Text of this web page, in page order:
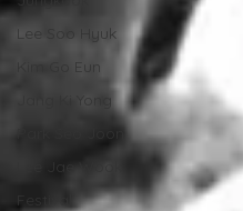
Lee Soo Hyuk
Kim Go Eun
Jang Ki Yong
Lee Jae Wook
Festival